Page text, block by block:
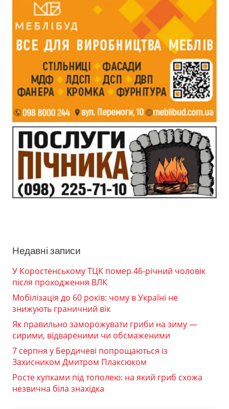
Недавні записи
У Коростенському ТЦК помер 46-річний чоловік
після проходження ВЛК
Мобілізація до 60 років: чому в Україні не
знижують граничний вік
Як правильно заморожувати гриби на зиму —
сирими, відвареними чи обсмаженими
7 серпня у Бердичеві попрощаються із
Захисником Дмитром Плаксюком
Росте купками під тополею: на який гриб схожа
незвична біла знахідка